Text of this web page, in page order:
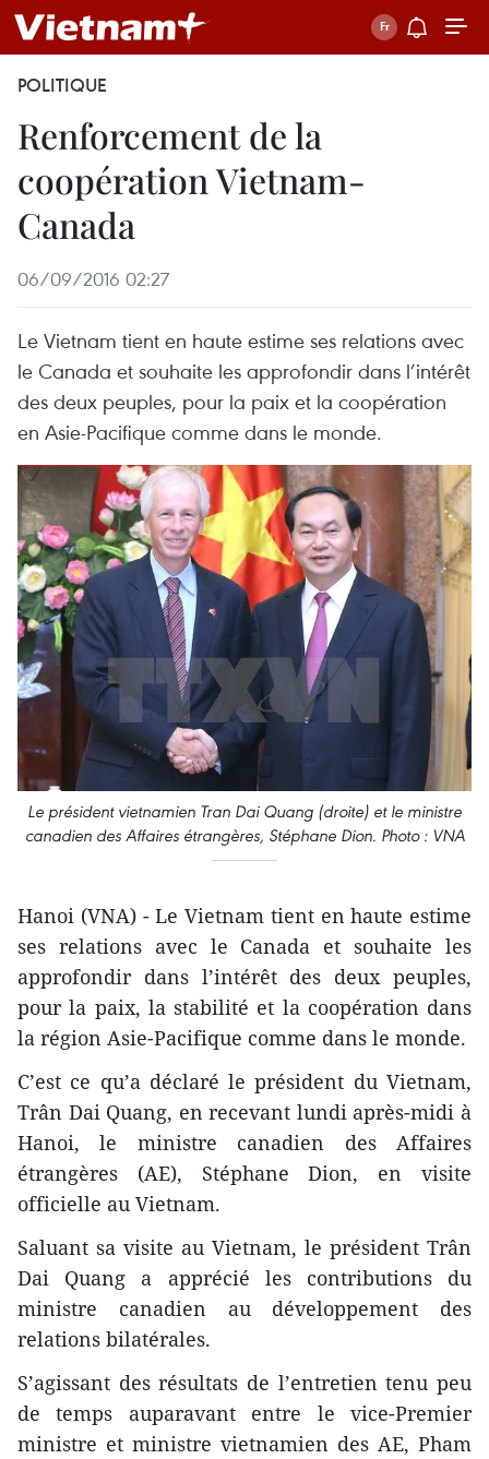
POLITIQUE
Renforcement de la
coopération Vietnam-
Canada
06/09/2016 02:27
Le Vietnam tient en haute estime ses relations avec
le Canada et souhaite les approfondir dans l’intérêt
des deux peuples, pour la paix et la coopération
en Asie-Pacifique comme dans le monde.
Le président vietnamien Tran Dai Quang (droite) et le ministre
canadien des Affaires étrangères, Stéphane Dion. Photo : VNA
Hanoi (VNA) - Le Vietnam tient en haute estime
ses relations avec le Canada et souhaite les
approfondir dans l’intérêt des deux peuples,
pour la paix, la stabilité et la coopération dans
la région Asie-Pacifique comme dans le monde.
C’est ce qu’a déclaré le président du Vietnam,
Trân Dai Quang, en recevant lundi après-midi à
Hanoi, le ministre canadien des Affaires
étrangères (AE), Stéphane Dion, en visite
officielle au Vietnam.
Saluant sa visite au Vietnam, le président Trân
Dai Quang a apprécié les contributions du
ministre canadien au développement des
relations bilatérales.
S’agissant des résultats de l’entretien tenu peu
de temps auparavant entre le vice-Premier
ministre et ministre vietnamien des AE, Pham